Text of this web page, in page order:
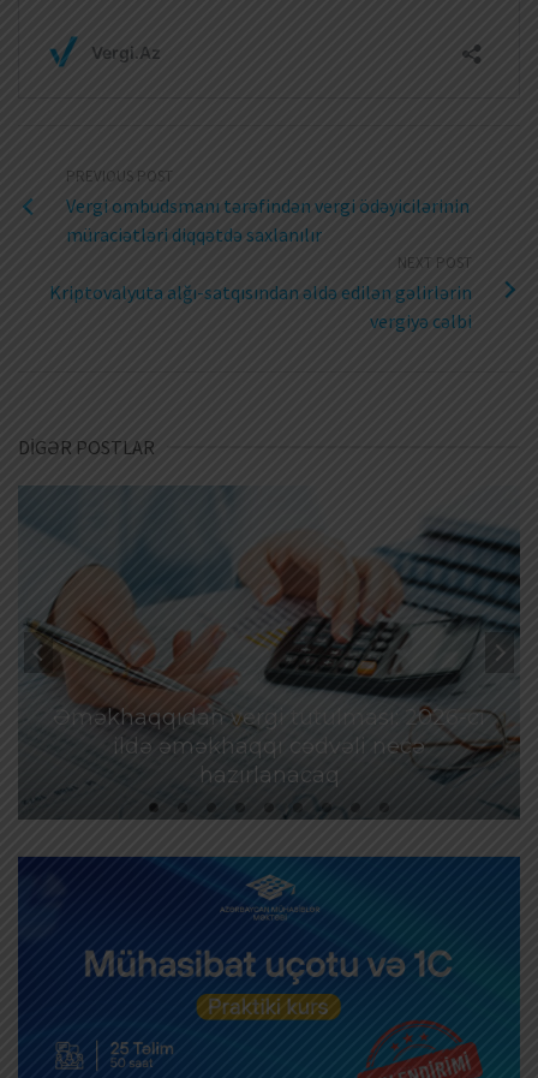
PREVIOUS POST
Vergi ombudsmanı tərəfindən vergi ödəyicilərinin
müraciətləri diqqətdə saxlanılır
NEXT POST
Kriptovalyuta alğı-satqısından əldə edilən gəlirlərin
vergiyə cəlbi
DİGƏR POSTLAR
Əməkhaqqıdan vergi tutulması: 2026-cı
ildə əməkhaqqı cədvəli necə
hazırlanacaq